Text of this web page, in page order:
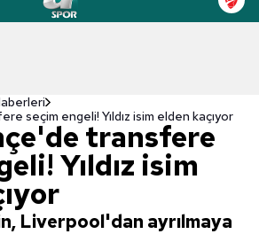
seçim engeli! Yıldız isim elden kaçıyor
transfere
Yıldız isim
Liverpool'dan ayrılmaya